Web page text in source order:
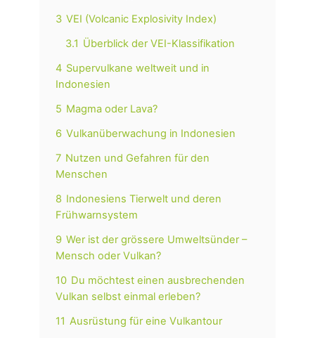
3 VEI (Volcanic Explosivity Index)
3.1 Überblick der VEI-Klassifikation
4 Supervulkane weltweit und in
Indonesien
5 Magma oder Lava?
6 Vulkanüberwachung in Indonesien
7 Nutzen und Gefahren für den
Menschen
8 Indonesiens Tierwelt und deren
Frühwarnsystem
9 Wer ist der grössere Umweltsünder –
Mensch oder Vulkan?
10 Du möchtest einen ausbrechenden
Vulkan selbst einmal erleben?
11 Ausrüstung für eine Vulkantour